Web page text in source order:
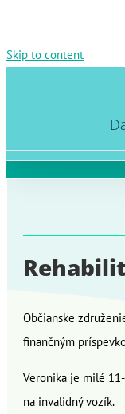
Skip to content
Občianske
finančným
Veronika je milé
na invalidný vozík.